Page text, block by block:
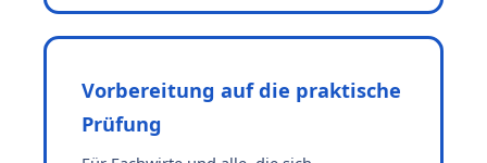
Vorbereitung auf die praktische
Prüfung